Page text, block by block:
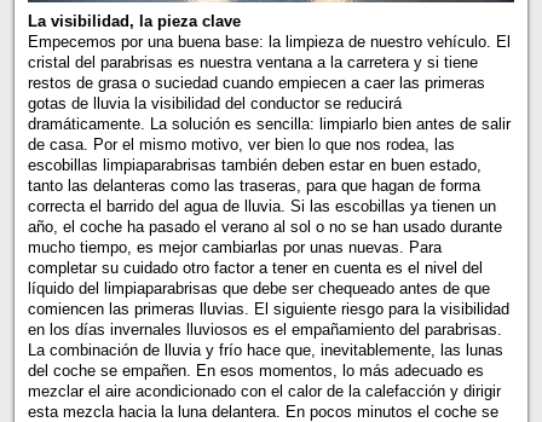
La visibilidad, la pieza clave
Empecemos por una buena base: la limpieza de nuestro vehículo. El
cristal del parabrisas es nuestra ventana a la carretera y si tiene
restos de grasa o suciedad cuando empiecen a caer las primeras
gotas de lluvia la visibilidad del conductor se reducirá
dramáticamente. La solución es sencilla: limpiarlo bien antes de salir
de casa. Por el mismo motivo, ver bien lo que nos rodea, las
escobillas limpiaparabrisas también deben estar en buen estado,
tanto las delanteras como las traseras, para que hagan de forma
correcta el barrido del agua de lluvia. Si las escobillas ya tienen un
año, el coche ha pasado el verano al sol o no se han usado durante
mucho tiempo, es mejor cambiarlas por unas nuevas. Para
completar su cuidado otro factor a tener en cuenta es el nivel del
líquido del limpiaparabrisas que debe ser chequeado antes de que
comiencen las primeras lluvias. El siguiente riesgo para la visibilidad
en los días invernales lluviosos es el empañamiento del parabrisas.
La combinación de lluvia y frío hace que, inevitablemente, las lunas
del coche se empañen. En esos momentos, lo más adecuado es
mezclar el aire acondicionado con el calor de la calefacción y dirigir
esta mezcla hacia la luna delantera. En pocos minutos el coche se